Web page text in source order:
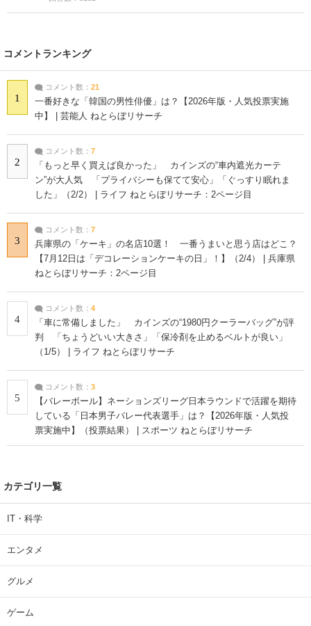
コメントランキング
1
コメント数： 21
一番好きな「韓国の男性俳優」は？【2026年版・人気投票実施
中】 | 芸能人 ねとらぼリサーチ
2
コメント数： 7
「もっと早く買えば良かった」 カインズの“車内遮光カーテ
ン”が大人気 「プライバシーも保てて安心」「ぐっすり眠れま
した」（2/2） | ライフ ねとらぼリサーチ：2ページ目
3
コメント数： 7
兵庫県の「ケーキ」の名店10選！ 一番うまいと思う店はどこ？
【7月12日は「デコレーションケーキの日」！】（2/4） | 兵庫県
ねとらぼリサーチ：2ページ目
4
コメント数： 4
「車に常備しました」 カインズの“1980円クーラーバッグ”が評
判 「ちょうどいい大きさ」「保冷剤を止めるベルトが良い」
（1/5） | ライフ ねとらぼリサーチ
5
コメント数： 3
【バレーボール】ネーションズリーグ日本ラウンドで活躍を期待
している「日本男子バレー代表選手」は？【2026年版・人気投
票実施中】（投票結果） | スポーツ ねとらぼリサーチ
カテゴリ一覧
IT・科学
エンタメ
グルメ
ゲーム